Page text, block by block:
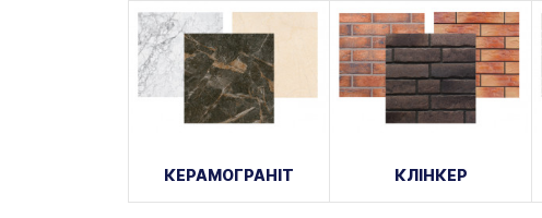
КЕРАМОГРАНІТ КЛІНКЕР